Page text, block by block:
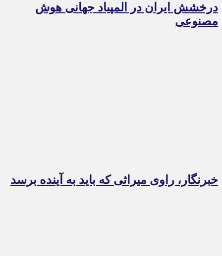
درخشش ایران در المپیاد جهانی هوش
مصنوعی
خبرنگار، راوی میراثی که باید به آینده برسد